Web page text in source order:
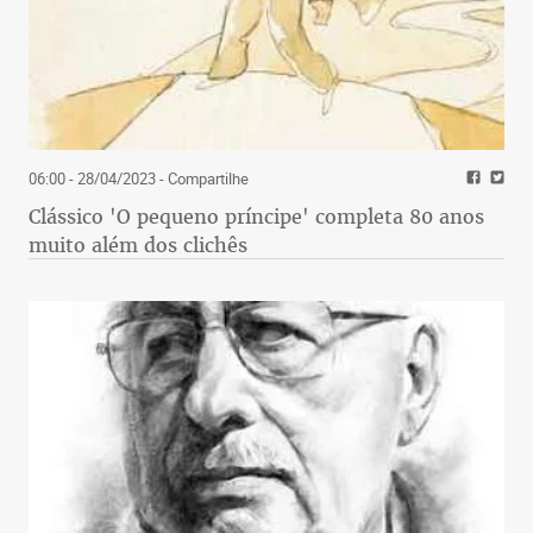
06:00 - 28/04/2023- Compartilhe
Clássico 'O pequeno príncipe' completa 80 anos
muito além dos clichês